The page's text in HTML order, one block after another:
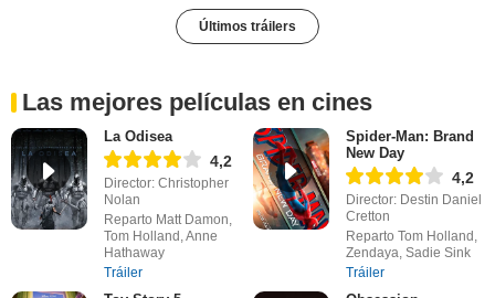
Últimos tráilers
Las mejores películas en cines
La Odisea
4,2
Director: Christopher
Nolan
Reparto Matt Damon,
Tom Holland, Anne
Hathaway
Tráiler
Spider-Man: Brand
New Day
4,2
Director: Destin Daniel
Cretton
Reparto Tom Holland,
Zendaya, Sadie Sink
Tráiler